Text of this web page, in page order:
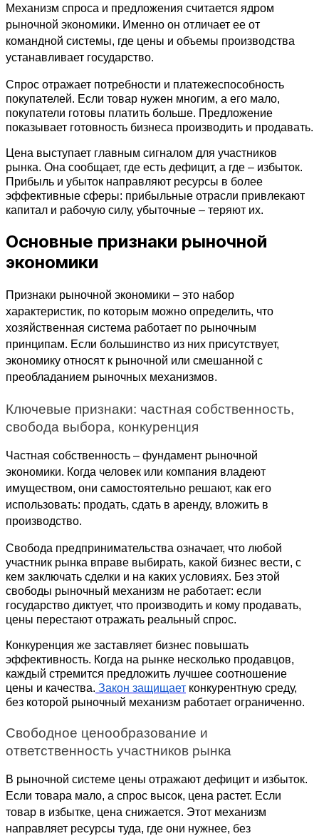
Механизм спроса и предложения считается ядром
рыночной экономики. Именно он отличает ее от
командной системы, где цены и объемы производства
устанавливает государство.
Спрос отражает потребности и платежеспособность
покупателей. Если товар нужен многим, а его мало,
покупатели готовы платить больше. Предложение
показывает готовность бизнеса производить и продавать.
Цена выступает главным сигналом для участников
рынка. Она сообщает, где есть дефицит, а где – избыток.
Прибыль и убыток направляют ресурсы в более
эффективные сферы: прибыльные отрасли привлекают
капитал и рабочую силу, убыточные – теряют их.
Основные признаки рыночной
экономики
Признаки рыночной экономики – это набор
характеристик, по которым можно определить, что
хозяйственная система работает по рыночным
принципам. Если большинство из них присутствует,
экономику относят к рыночной или смешанной с
преобладанием рыночных механизмов.
Ключевые признаки: частная собственность,
свобода выбора, конкуренция
Частная собственность – фундамент рыночной
экономики. Когда человек или компания владеют
имуществом, они самостоятельно решают, как его
использовать: продать, сдать в аренду, вложить в
производство.
Свобода предпринимательства означает, что любой
участник рынка вправе выбирать, какой бизнес вести, с
кем заключать сделки и на каких условиях. Без этой
свободы рыночный механизм не работает: если
государство диктует, что производить и кому продавать,
цены перестают отражать реальный спрос.
Конкуренция же заставляет бизнес повышать
эффективность. Когда на рынке несколько продавцов,
каждый стремится предложить лучшее соотношение
цены и качества. Закон защищает конкурентную среду,
без которой рыночный механизм работает ограниченно.
Свободное ценообразование и
ответственность участников рынка
В рыночной системе цены отражают дефицит и избыток.
Если товара мало, а спрос высок, цена растет. Если
товар в избытке, цена снижается. Этот механизм
направляет ресурсы туда, где они нужнее, без